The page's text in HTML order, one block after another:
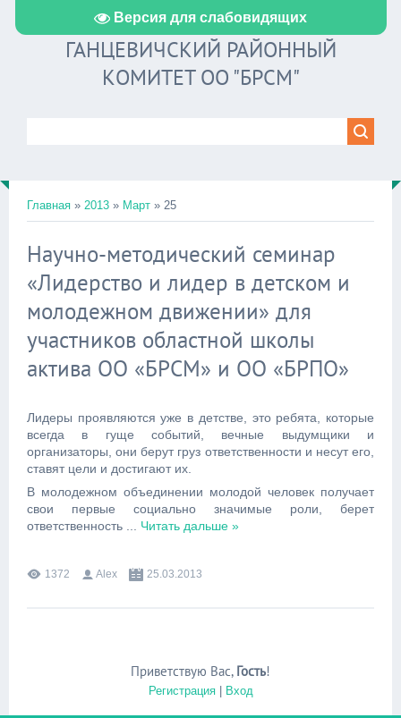
Версия для слабовидящих
ГАНЦЕВИЧСКИЙ РАЙОННЫЙ
КОМИТЕТ ОО "БРСМ"
Главная » 2013 » Март » 25
Научно-методический семинар
«Лидерство и лидер в детском и
молодежном движении» для
участников областной школы
актива ОО «БРСМ» и ОО «БРПО»
Лидеры проявляются уже в детстве, это ребята, которые
всегда в гуще событий, вечные выдумщики и
организаторы, они берут груз ответственности и несут его,
ставят цели и достигают их.
В молодежном объединении молодой человек получает
свои первые социально значимые роли, берет
ответственность
Читать дальше »
1372 Alex 25.03.2013
Приветствую Вас, Гость!
Регистрация| Вход